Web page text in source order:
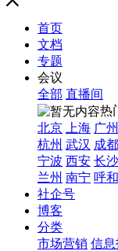
首页
文档
专题
会议
全部 直播间
热
北京
上海 广州
杭州 武汉 成都
宁波 西安 长沙
兰州 南宁 呼
社企号
博客
分类
市场营销 信